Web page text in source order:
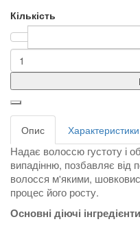
Кількість
Опис Характеристики
Надає волоссю густоту і
випадінню, позбавляє від
волосся м'якими,
процес його росту.
Основні діючі